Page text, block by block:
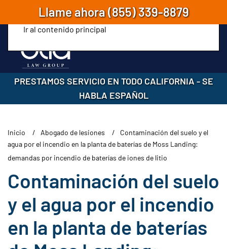
Ir al contenido principal
Llame ahora(855) 339-8879
PRESTAMOS SERVICIO EN TODO CALIFORNIA-SE
HABLA ESPAÑOL
Inicio Abogado de lesiones
Contaminación del suelo y el
agua por el incendio en la planta de baterías de Moss Landing:
demandas por incendio de baterías de iones de litio
Contaminación del suelo
y el agua por el incendio
en la planta de baterías